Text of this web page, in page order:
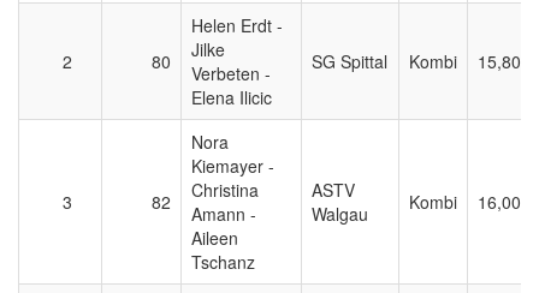
2 80
Helen Erdt -
Jilke
Verbeten -
Elena Ilicic
SG Spittal Kombi 15,800
3 82
Nora
Kiemayer -
Christina
Amann -
Aileen
Tschanz
ASTV
Walgau
Kombi 16,000